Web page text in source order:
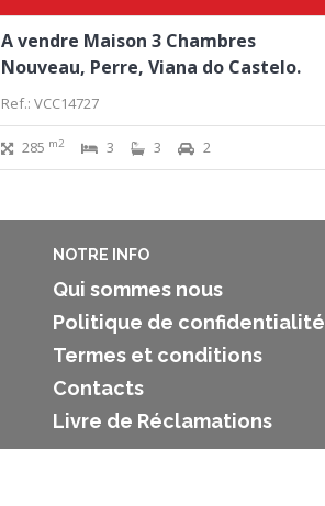
A vendre Maison 3 Chambres
Nouveau, Perre, Viana do Castelo.
Ref.: VCC14727
285 m2 3 3 2
NOTRE INFO
Qui sommes nous
Politique de confidentialité
Termes et conditions
Contacts
Livre de Réclamations